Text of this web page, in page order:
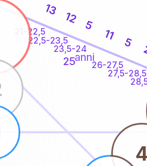
21-22,5
22,5-23,5
23,5-24
26-27,5
27,5-28,5
13
12 5
11
5
4
25anni